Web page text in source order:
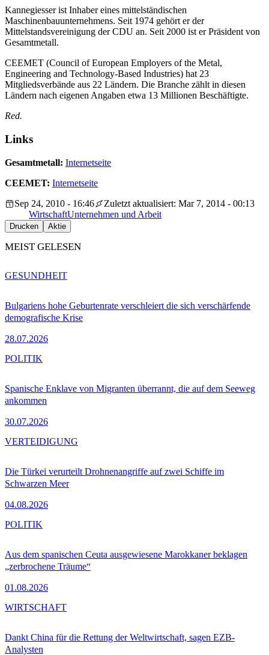
Kannegiesser ist Inhaber eines mittelständischen
Maschinenbauunternehmens. Seit 1974 gehört er der
Mittelstandsvereinigung der CDU an. Seit 2000 ist er Präsident von
Gesamtmetall.
CEEMET (Council of European Employers of the Metal,
Engineering and Technology-Based Industries) hat 23
Mitgliedsverbände aus 22 Ländern. Die Branche zählt in diesen
Ländern nach eigenen Angaben etwa 13 Millionen Beschäftigte.
Red.
Links
Gesamtmetall: Internetseite
CEEMET: Internetseite
Sep 24, 2010 - 16:46
Zuletzt aktualisiert: Mar 7, 2014 - 00:13
WirtschaftUnternehmen und Arbeit
Drucken Aktie
MEIST GELESEN
Bulgariens hohe Geburtenrate verschleiert die sich verschärfende
demografische Krise
28.07.2026
GESUNDHEIT
Spanische Enklave von Migranten überrannt, die auf dem Seeweg
ankommen
30.07.2026
POLITIK
Die Türkei verurteilt Drohnenangriffe auf zwei Schiffe im
Schwarzen Meer
04.08.2026
VERTEIDIGUNG
Aus dem spanischen Ceuta ausgewiesene Marokkaner beklagen
„zerbrochene Träume“
01.08.2026
POLITIK
Dankt China für die Rettung der Weltwirtschaft, sagen EZB-
Analysten
WIRTSCHAFT